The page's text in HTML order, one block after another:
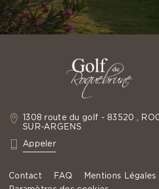
1308 route du golf - 83520 ,
SUR-ARGENS
: +33 4 94 19 60 35
Appeler
Contact FAQ Mentions Légales